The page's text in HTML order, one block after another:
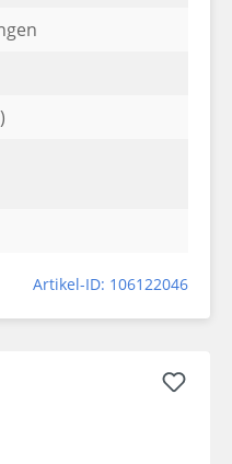
Artikel-ID: 106122046